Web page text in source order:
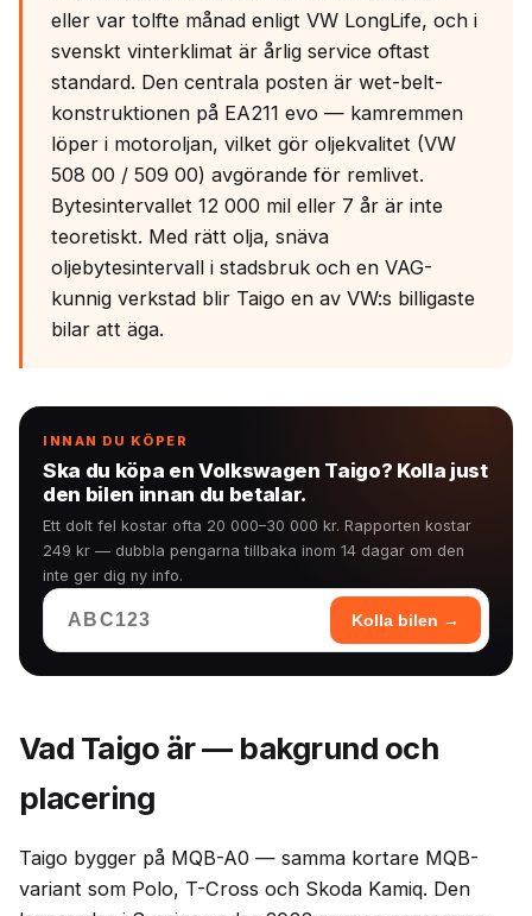
eller var tolfte månad enligt VW LongLife, och i
svenskt vinterklimat är årlig service oftast
standard. Den centrala posten är wet-belt-
konstruktionen på EA211 evo — kamremmen
löper i motoroljan, vilket gör oljekvalitet (VW
508 00 / 509 00) avgörande för remlivet.
Bytesintervallet 12 000 mil eller 7 år är inte
teoretiskt. Med rätt olja, snäva
oljebytesintervall i stadsbruk och en VAG-
kunnig verkstad blir Taigo en av VW:s billigaste
bilar att äga.
INNAN DU KÖPER
Ska du köpa en Volkswagen Taigo? Kolla just
den bilen innan du betalar.
Ett dolt fel kostar ofta 20 000–30 000 kr. Rapporten kostar
249 kr — dubbla pengarna tillbaka inom 14 dagar om den
inte ger dig ny info.
Kolla bilen →
Vad Taigo är — bakgrund och
placering
Taigo bygger på MQB-A0 — samma kortare MQB-
variant som Polo, T-Cross och Skoda Kamiq. Den